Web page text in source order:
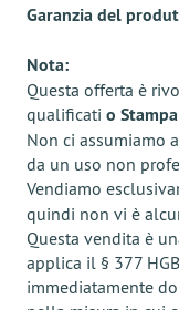
Garanzia del
Nota:
Questa offerta è
qualificati o
Non ci assumiamo
da un uso non
Vendiamo
quindi non vi è
Questa vendita è
applica il § 377
immediatamente